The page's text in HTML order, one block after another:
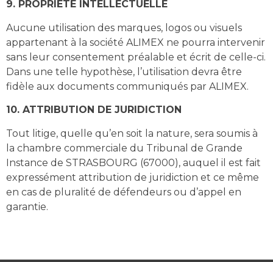
9. PROPRIÉTÉ INTELLECTUELLE
Aucune utilisation des marques, logos ou visuels
appartenant à la société ALIMEX ne pourra intervenir
sans leur consentement préalable et écrit de celle-ci.
Dans une telle hypothèse, l’utilisation devra être
fidèle aux documents communiqués par ALIMEX.
10. ATTRIBUTION DE JURIDICTION
Tout litige, quelle qu’en soit la nature, sera soumis à
la chambre commerciale du Tribunal de Grande
Instance de STRASBOURG (67000), auquel il est fait
expressément attribution de juridiction et ce même
en cas de pluralité de défendeurs ou d’appel en
garantie.